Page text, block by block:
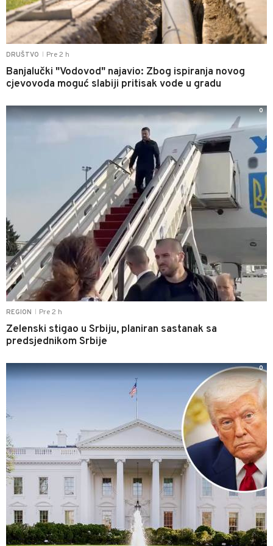
DRUŠTVO Pre 2 h
Banjalučki "Vodovod" najavio: Zbog ispiranja novog
cjevovoda moguć slabiji pritisak vode u gradu
REGION Pre 2 h
Zelenski stigao u Srbiju, planiran sastanak sa
predsjednikom Srbije
0
0